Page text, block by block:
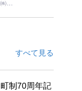
、当人だけで
えない外池な
ツ
すべて見る
制70周年記